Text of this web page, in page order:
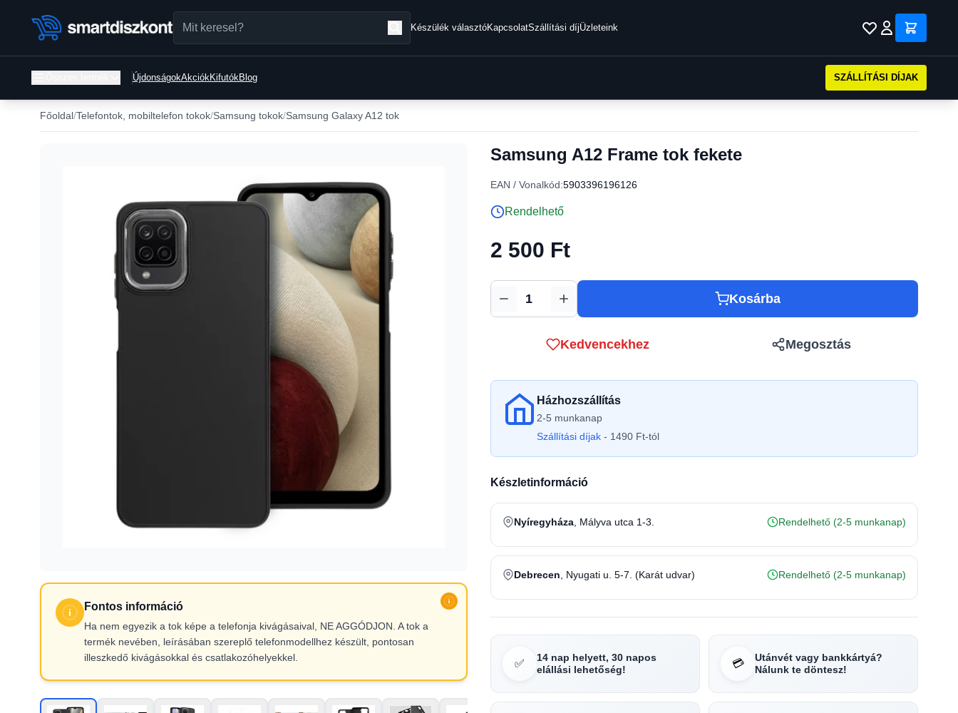
Készülék választóKapcsolatSzállítási díjÜzleteink
ÚjdonságokAkciókKifutókBlog SZÁLLÍTÁSI DÍJAK
Főoldal Telefontok, mobiltelefon tokok Samsung tokok Samsung Galaxy A12 tok
Fontos információ
Ha nem egyezik a tok képe a telefonja kivágásaival, NE AGGÓDJON. A tok a
termék nevében, leírásában szereplő telefonmodellhez készült, pontosan
illeszkedő kivágásokkal és csatlakozóhelyekkel.
Samsung A12 Frame tok fekete
EAN / Vonalkód:5903396196126
Rendelhető
2 500 Ft
Mennyiség Kosárba
Kedvencekhez Megosztás
Házhozszállítás
2-5 munkanap
Szállítási díjak - 1490 Ft-tól
Készletinformáció
Nyíregyháza , Mályva utca 1-3. Rendelhető (2-5 munkanap)
Debrecen , Nyugati u. 5-7. (Karát udvar) Rendelhető (2-5 munkanap)
✅
14 nap helyett, 30 napos
elállási lehetőség!
💳
Utánvét vagy bankkártyá?
Nálunk te döntesz!